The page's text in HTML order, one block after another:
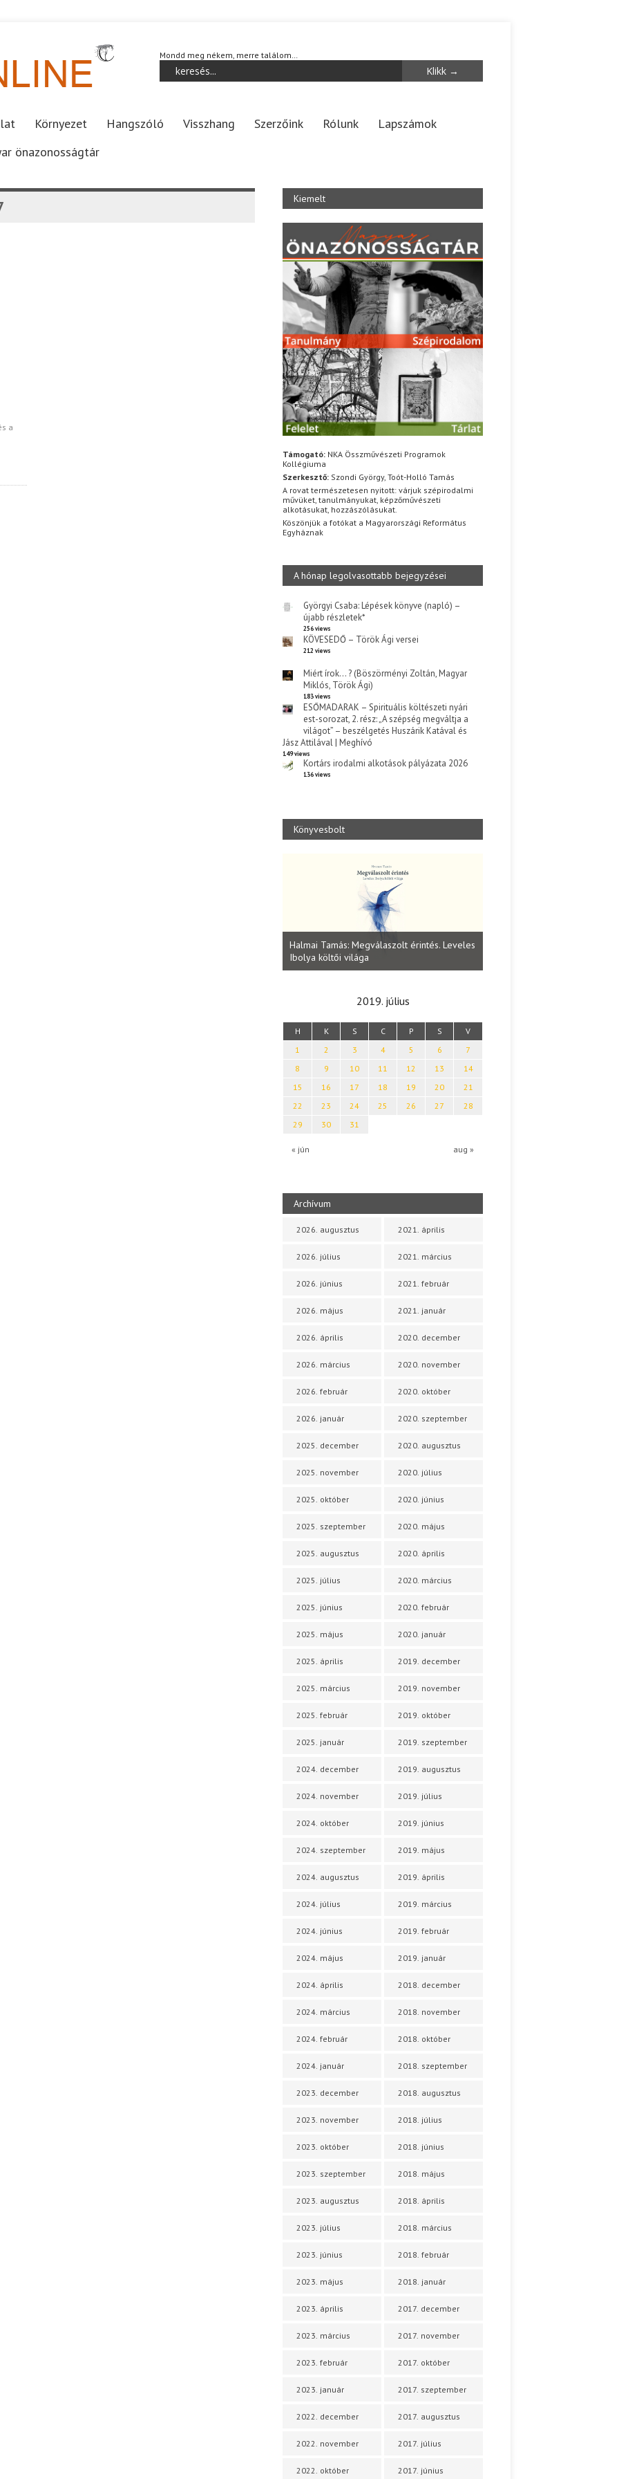
Mondd meg nékem, merre találom…
Környezet Hangszóló Visszhang Szerzőink Rólunk
Lapszámok
önazonosságtár
a
Kiemelt
Támogató: NKA Összművészeti Programok
Kollégiuma
Szerkesztő: Szondi György, Toót-Holló Tamás
A rovat természetesen nyitott: várjuk szépirodalmi
művüket, tanulmányukat, képzőművészeti
alkotásukat, hozzászólásukat.
Köszönjük a fotókat a Magyarországi Református
Egyháznak
A hónap legolvasottabb bejegyzései
Györgyi Csaba: Lépések könyve (napló) –
újabb részletek*
256 views
KÖVESEDŐ – Török Ági versei
212 views
Miért írok… ? (Böszörményi Zoltán, Magyar
Miklós, Török Ági)
183 views
ESŐMADARAK – Spirituális költészeti nyári
est-sorozat, 2. rész: „A szépség megváltja a
világot” – beszélgetés Huszárik Katával és
Jász Attilával | Meghívó
149 views
Kortárs irodalmi alkotások pályázata 2026
136 views
Könyvesbolt
Halmai Tamás: Megválaszolt érintés. Leveles
Ibolya költői világa
2019. július
H K S C P S V
« jún aug »
1 2 3 4 5 6
7
8
9 10 11 12 13
14
15
16 17 18 19 20
21
22
23 24 25 26 27
28
29
30 31
Archívum
2026. augusztus
2026. július
2026. június
2026. május
2026. április
2026. március
2026. február
2026. január
2025. december
2025. november
2025. október
2025. szeptember
2025. augusztus
2025. július
2025. június
2025. május
2025. április
2025. március
2025. február
2025. január
2024. december
2024. november
2024. október
2024. szeptember
2024. augusztus
2024. július
2024. június
2024. május
2024. április
2024. március
2024. február
2024. január
2023. december
2023. november
2023. október
2023. szeptember
2023. augusztus
2023. július
2023. június
2023. május
2023. április
2023. március
2023. február
2023. január
2022. december
2022. november
2022. október
2021. április
2021. március
2021. február
2021. január
2020. december
2020. november
2020. október
2020. szeptember
2020. augusztus
2020. július
2020. június
2020. május
2020. április
2020. március
2020. február
2020. január
2019. december
2019. november
2019. október
2019. szeptember
2019. augusztus
2019. július
2019. június
2019. május
2019. április
2019. március
2019. február
2019. január
2018. december
2018. november
2018. október
2018. szeptember
2018. augusztus
2018. július
2018. június
2018. május
2018. április
2018. március
2018. február
2018. január
2017. december
2017. november
2017. október
2017. szeptember
2017. augusztus
2017. július
2017. június